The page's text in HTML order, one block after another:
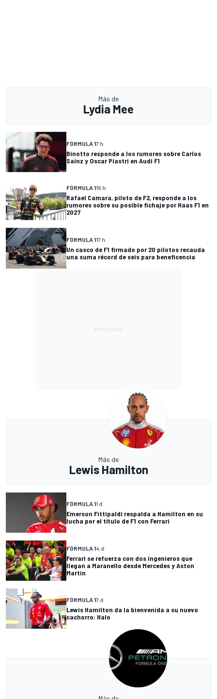
Más de
Lydia Mee
FÓRMULA 17 h
Binotto responde a los rumores sobre Carlos
Sainz y Oscar Piastri en Audi F1
FÓRMULA 115 h
Rafael Camara, piloto de F2, responde a los
rumores sobre su posible fichaje por Haas F1 en
2027
FÓRMULA 117 h
Un casco de F1 firmado por 20 pilotos recauda
una suma récord de seis para beneficencia
Más de
Lewis Hamilton
FÓRMULA 11 d
Emerson Fittipaldi respalda a Hamilton en su
lucha por el título de F1 con Ferrari
FÓRMULA 14 d
Ferrari se refuerza con dos ingenieros que
llegan a Maranello desde Mercedes y Aston
Martin
FÓRMULA 17 d
Lewis Hamilton da la bienvenida a su nuevo
cachorro: Halo